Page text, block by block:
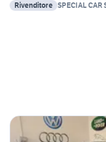
Rivenditore SPECIAL CAR